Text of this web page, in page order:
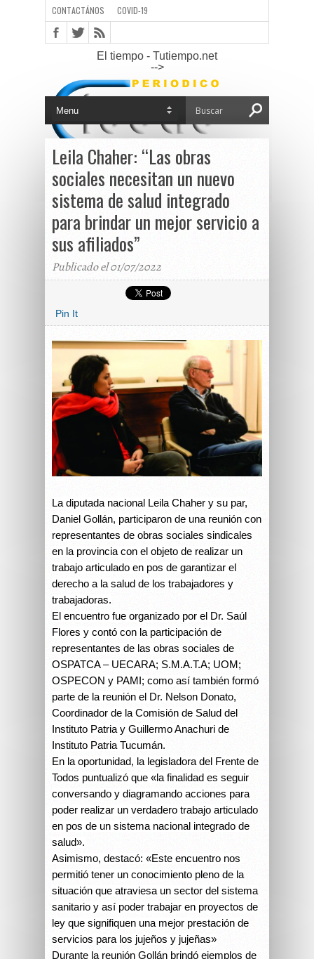
CONTACTÁNOS COVID-19
El tiempo - Tutiempo.net
-->
Leila Chaher: “Las obras
sociales necesitan un nuevo
sistema de salud integrado
para brindar un mejor servicio a
sus afiliados”
Publicado el 01/07/2022
Pin It
La diputada nacional Leila Chaher y su par,
Daniel Gollán, participaron de una reunión con
representantes de obras sociales sindicales
en la provincia con el objeto de realizar un
trabajo articulado en pos de garantizar el
derecho a la salud de los trabajadores y
trabajadoras.
El encuentro fue organizado por el Dr. Saúl
Flores y contó con la participación de
representantes de las obras sociales de
OSPATCA – UECARA; S.M.A.T.A; UOM;
OSPECON y PAMI; como así también formó
parte de la reunión el Dr. Nelson Donato,
Coordinador de la Comisión de Salud del
Instituto Patria y Guillermo Anachuri de
Instituto Patria Tucumán.
En la oportunidad, la legisladora del Frente de
Todos puntualizó que «la finalidad es seguir
conversando y diagramando acciones para
poder realizar un verdadero trabajo articulado
en pos de un sistema nacional integrado de
salud».
Asimismo, destacó: «Este encuentro nos
permitió tener un conocimiento pleno de la
situación que atraviesa un sector del sistema
sanitario y así poder trabajar en proyectos de
ley que signifiquen una mejor prestación de
servicios para los jujeños y jujeñas»
Durante la reunión Gollán brindó ejemplos de